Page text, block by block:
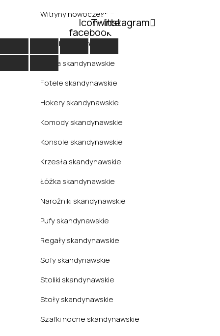
Witryny nowoczesne
Styl skandynawski
Biurka skandynawskie
Fotele skandynawskie
Hokery skandynawskie
Komody skandynawskie
Konsole skandynawskie
Krzesła skandynawskie
Łóżka skandynawskie
Narożniki skandynawskie
Pufy skandynawskie
Regały skandynawskie
Sofy skandynawskie
Stoliki skandynawskie
Stoły skandynawskie
Szafki nocne skandynawskie
Icon-
facebook
Twitter
Instagram